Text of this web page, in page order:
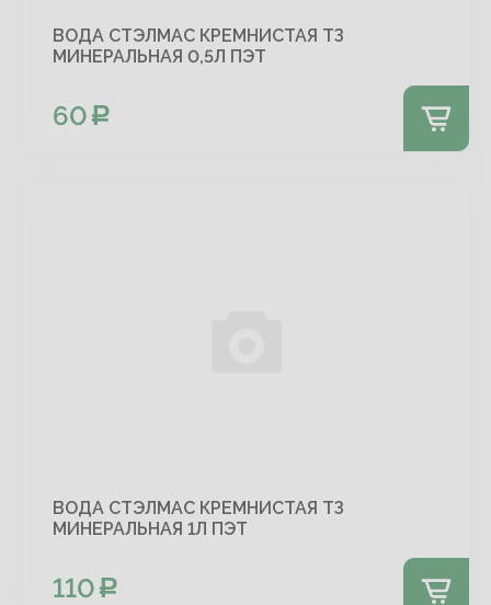
ВОДА СТЭЛМАС КРЕМНИСТАЯ ТЗ
МИНЕРАЛЬНАЯ 0,5Л ПЭТ
60
ВОДА СТЭЛМАС КРЕМНИСТАЯ ТЗ
МИНЕРАЛЬНАЯ 1Л ПЭТ
110